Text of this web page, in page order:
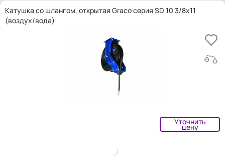
Катушка со шлангом, открытая Graco серия SD 10 3/8x11
(воздух/вода)
Уточнить
цену